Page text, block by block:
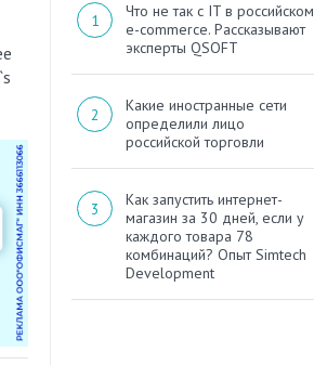
Что не так с IT в российском
e-commerce. Рассказывают
эксперты QSOFT
Какие иностранные сети
определили лицо
российской торговли
Как запустить интернет-
магазин за 30 дней, если у
каждого товара 78
комбинаций? Опыт Simtech
Development